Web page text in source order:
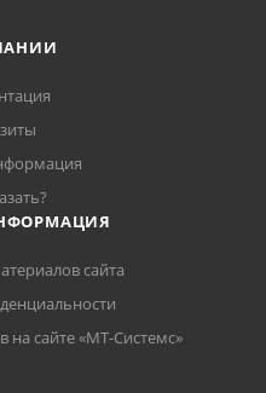
сайта
на сайте «МТ-Системс»